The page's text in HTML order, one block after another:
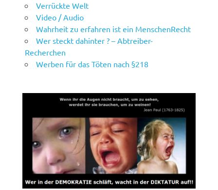
Verrückte Welt
Video / Audio
Wahrheit zu erfahren ist ein MenschenRecht
Wer steckt dahinter ? – Abtreiber-
Recherchen
Werben für das Töten nach §218